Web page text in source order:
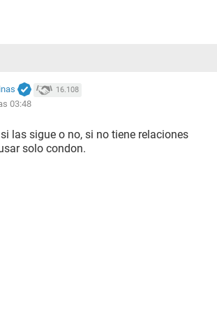
16.108
03:48
las sigue o no, si no tiene relaciones
solo condon.